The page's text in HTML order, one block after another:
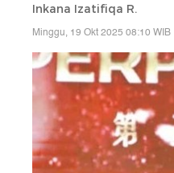
Inkana Izatifiqa R.
Minggu, 19 Okt 2025 08:10 WIB